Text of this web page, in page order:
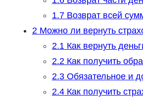
1.7Возврат всей
2Можно ли вернуть
2.1Как вернуть
2.2Как получить
2.3Обязательное и
2.4Как получить